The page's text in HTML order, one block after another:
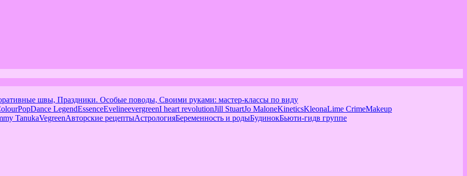
швы, Праздники. Особые поводы, Своими руками: мастер-классы по виду
Dance LegendEssenceEvelineevergreenI heart revolutionJill StuartJo MaloneKineticsKleonaLime CrimeMakeup
TanukaVegreenАвторские рецептыАстрологияБеременность и родыБудинокБьюти-гидв группе